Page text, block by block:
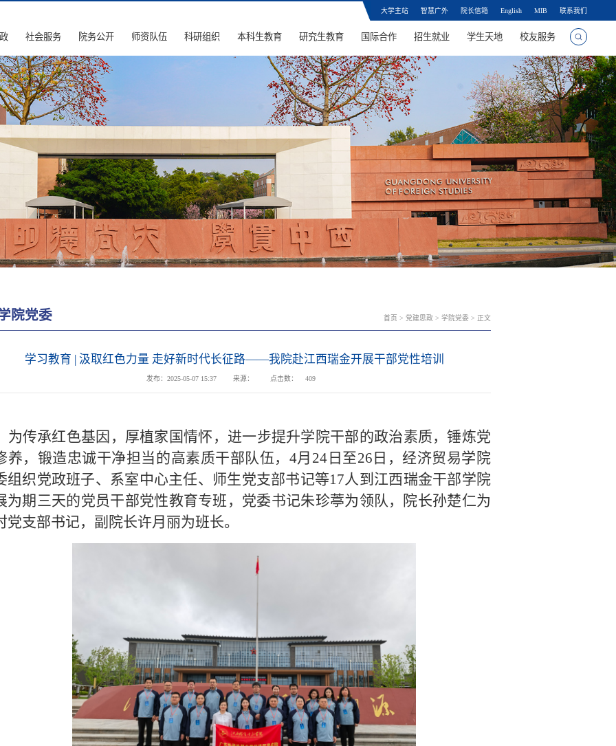
大学主站 智慧广外 院长信箱 English MIB 联系我们
社会服务 院务公开 师资队伍 科研组织 本科生教育 研究生教育 国际合作 招生就业 学生天地 校友服务
院党委 首页 > 党建思政 > 学院党委 > 正文
学习教育 | 汲取红色力量 走好新时代长征路——我院赴江西瑞金开展干部党性培训
发布：2025-05-07 15:37 来源： 点击数： 409
为传承红色基因，厚植家国情怀，进一步提升学院干部的政治素质，锤炼党
养，锻造忠诚干净担当的高素质干部队伍， 4月24日至26日，经济贸易学院
组织党政班子、系室中心主任、师生党支部书记等17人到江西瑞金干部学院
为期三天的党员干部党性教育专班，党委书记朱珍葶为领队，院长孙楚仁为
党支部书记，副院长许月丽为班长。